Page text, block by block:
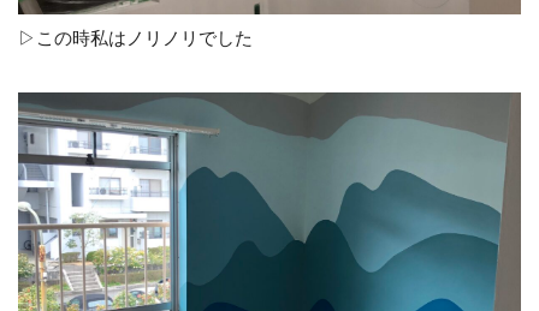
▷この時私はノリノリでした